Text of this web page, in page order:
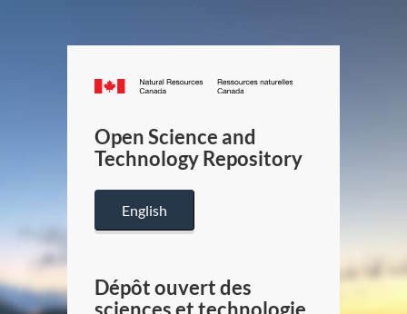
Canada.ca
/
Canada
Open Science and
Technology Repository
English
Dépôt ouvert des
sciences et technologie